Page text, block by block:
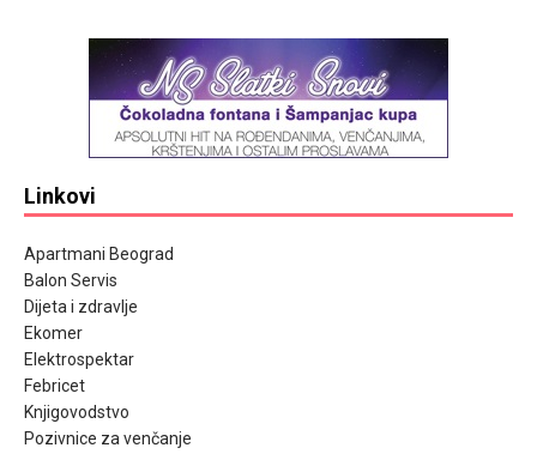
Linkovi
Apartmani Beograd
Balon Servis
Dijeta i zdravlje
Ekomer
Elektrospektar
Febricet
Knjigovodstvo
Pozivnice za venčanje